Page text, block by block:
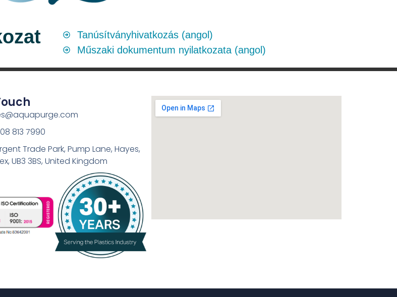
Tanúsítványhivatkozás (angol)
Műszaki dokumentum nyilatkozata (angol)
813 7990
Trade Park, Pump Lane, Hayes,
UB3 3BS, United Kingdom